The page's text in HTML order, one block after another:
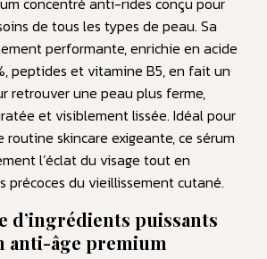
de tous les types de peau. Sa
performante, enrichie en acide
peptides et vitamine B5, en fait un
retrouver une peau plus ferme,
et visiblement lissée. Idéal pour
skincare exigeante, ce sérum
l’éclat du visage tout en
précoces du vieillissement cutané.
d’ingrédients puissants
anti-âge premium